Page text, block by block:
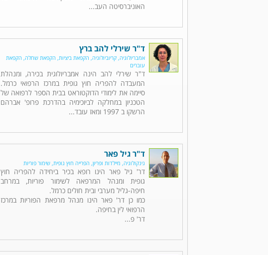
האוניברסיטה העב...
ד"ר שירלי להב ברץ
אמבריולוגיה, קריוביולוגיה, הקפאת ביציות, הקפאת שחלה, הקפאת
עוברים
ד"ר שירלי להב הינה אמבריולוגית בכירה, ומנהלת
המעבדה להפריה חוץ גופית במרכז הרפואי כרמל.
סיימה את לימודי הדוקטוראט בבית הספר לרפואה של
הטכניון במחלקה לביוכימיה בהדרכת פרופ' אברהם
הרשקו ב 1997 ומאז עובד...
ד"ר גיל פאר
גינקולוגיה, מיילדות ופריון, הפרייה חוץ גופית, שימור פוריות
דר' גיל פאר הינו רופא בכיר ביחידה להפריה חוץ
גופית ומנהל המרפאה לשימור פוריות, במרחב
חיפה-גליל מערבי ובית חולים כרמל.
כמו כן דר' פאר הינו מנהל מרפאת הפוריות במרכז
הרפואי לין בחיפה.
דר' פ...